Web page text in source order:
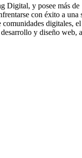
Digital, y posee más
con éxito a
y diseño web,